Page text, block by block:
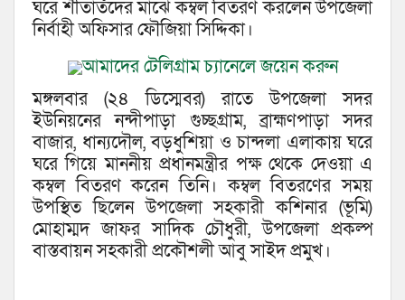
ঘরে শীতার্তদের মাঝে কম্বল বিতরণ করলেন উপজেলা
নির্বাহী অফিসার ফৌজিয়া সিদ্দিকা।
আমাদের টেলিগ্রাম চ্যানেলে জয়েন করুন
মঙ্গলবার (২৪ ডিস্মেবর) রাতে উপজেলা সদর
ইউনিয়নের নন্দীপাড়া গুচ্ছগ্রাম, ব্রাহ্মণপাড়া সদর
বাজার, ধান্যদৌল, বড়ধুশিয়া ও চান্দলা এলাকায় ঘরে
ঘরে গিয়ে মাননীয় প্রধানমন্ত্রীর পক্ষ থেকে দেওয়া এ
কম্বল বিতরণ করেন তিনি। কম্বল বিতরণের সময়
উপস্থিত ছিলেন উপজেলা সহকারী কশিনার (ভূমি)
মোহাম্মদ জাফর সাদিক চৌধুরী, উপজেলা প্রকল্প
বাস্তবায়ন সহকারী প্রকৌশলী আবু সাইদ প্রমুখ।